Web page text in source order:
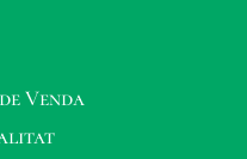
Venda